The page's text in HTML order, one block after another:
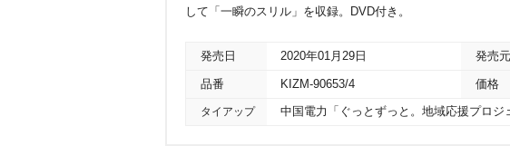
して「一瞬のスリル」を収録。DVD付き。
発売日 2020年01月29日 発売元
品番 KIZM-90653/4 価格
タイアップ 中国電力「ぐっとずっと。地域応援プロジ